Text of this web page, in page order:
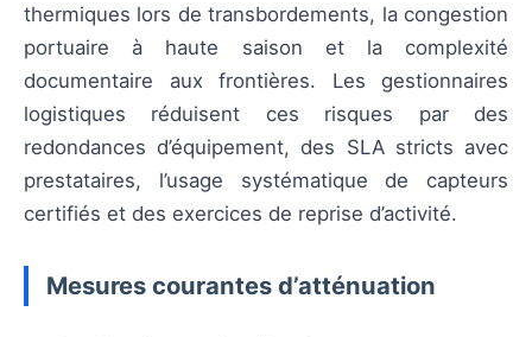
thermiques lors de transbordements, la congestion
portuaire à haute saison et la complexité
documentaire aux frontières. Les gestionnaires
logistiques réduisent ces risques par des
redondances d’équipement, des SLA stricts avec
prestataires, l’usage systématique de capteurs
certifiés et des exercices de reprise d’activité.
Mesures courantes d’atténuation